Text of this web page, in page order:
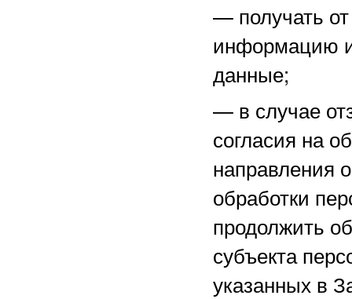
— получать
информацию
данные;
— в случае
согласия на
направления
обработки
продолжить
субъекта
указанных в